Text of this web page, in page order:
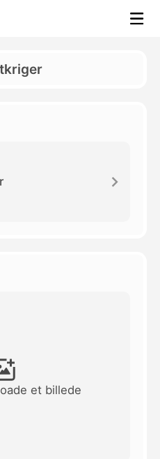
et billede